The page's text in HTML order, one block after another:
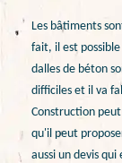
Les bâtiments
fait, il est
dalles de béton
difficiles et il va
Construction
qu'il peut
aussi un devis